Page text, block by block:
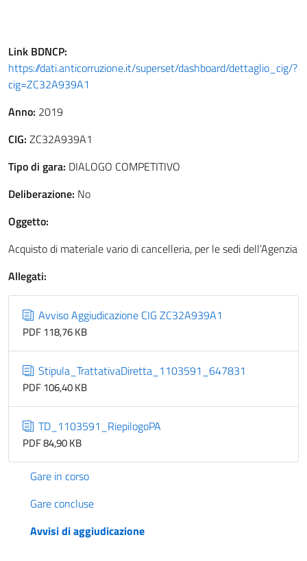
Link BDNCP:
https://dati.anticorruzione.it/superset/dashboard/dettaglio_cig/?
cig=ZC32A939A1
Anno: 2019
CIG: ZC32A939A1
Tipo di gara: DIALOGO COMPETITIVO
Deliberazione: No
Oggetto:
Acquisto di materiale vario di cancelleria, per le sedi dell’Agenzia
Allegati:
Avviso Aggiudicazione CIG ZC32A939A1
PDF 118,76 KB
Stipula_TrattativaDiretta_1103591_647831
PDF 106,40 KB
TD_1103591_RiepilogoPA
PDF 84,90 KB
Gare in corso
Gare concluse
Avvisi di aggiudicazione